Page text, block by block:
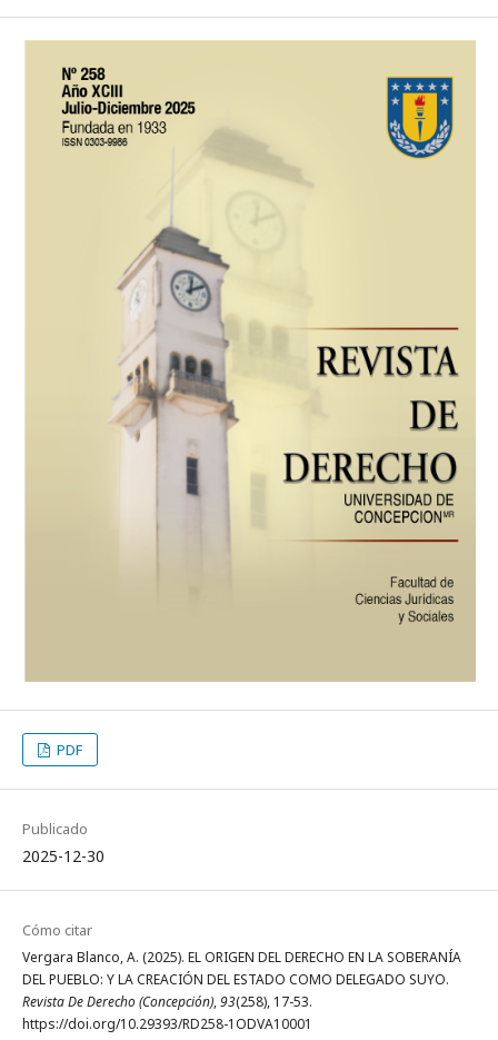
PDF
Publicado
2025-12-30
Cómo citar
Vergara Blanco, A. (2025). EL ORIGEN DEL DERECHO EN LA SOBERANÍA
DEL PUEBLO: Y LA CREACIÓN DEL ESTADO COMO DELEGADO SUYO.
Revista De Derecho (Concepción),93(258), 17-53.
https://doi.org/10.29393/RD258-1ODVA10001